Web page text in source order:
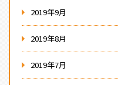
2019年9月
2019年8月
2019年7月